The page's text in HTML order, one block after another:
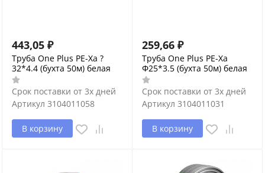
443,05 ₽
Труба One Plus PE-Xa ?
32*4.4 (бухта 50м) белая
Срок поставки от 3х дней
Артикул 3104011058
В корзину
259,66 ₽
Труба One Plus PE-Xa
Φ25*3.5 (бухта 50м) белая
Срок поставки от 3х дней
Артикул 3104011031
В корзину